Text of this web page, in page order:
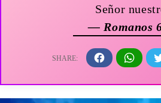
Señor
— Romanos